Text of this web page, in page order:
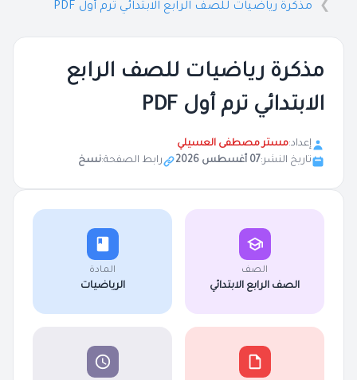
مذكرة رياضيات للصف الرابع الابتدائي ترم أول PDF
مذكرة رياضيات للصف الرابع
الابتدائي ترم أول PDF
إعداد:مستر مصطفى العسيلي
تاريخ النشر:07 أغسطس 2026 رابط الصفحة:نسخ
الصف
الصف الرابع الابتدائي
المادة
الرياضيات